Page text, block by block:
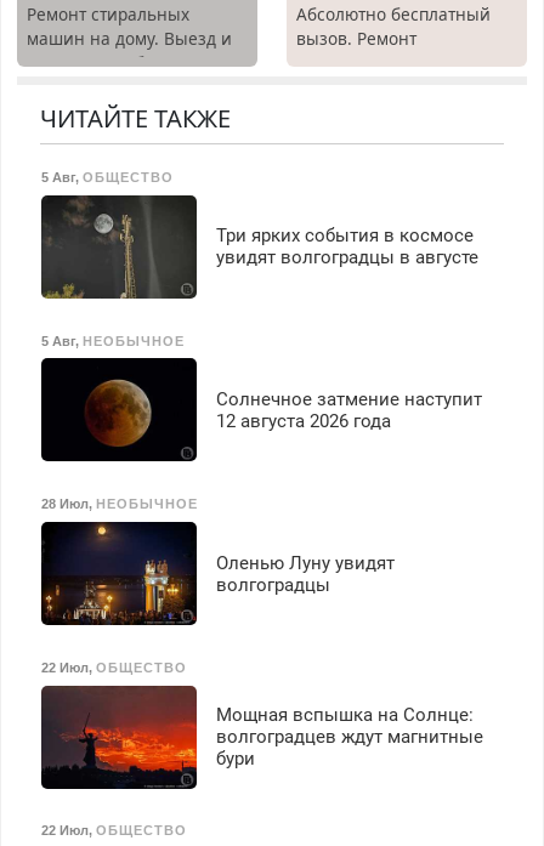
Ремонт стиральных
машин на дому. Выезд и
диагностика бесплатно.
Абсолютно бесплатный
вызов. Ремонт
холодильников всех
ЧИТАЙТЕ ТАКЖЕ
5 Авг, ОБЩЕСТВО
Три ярких события в космосе
увидят волгоградцы в августе
5 Авг, НЕОБЫЧНОЕ
Солнечное затмение наступит
12 августа 2026 года
28 Июл, НЕОБЫЧНОЕ
Оленью Луну увидят
волгоградцы
22 Июл, ОБЩЕСТВО
Мощная вспышка на Солнце:
волгоградцев ждут магнитные
бури
22 Июл, ОБЩЕСТВО